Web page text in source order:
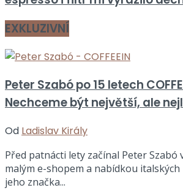
EXKLUZIVNÍ
Peter Szabó po 15 letech
Nechceme být největší, ale
Od Ladislav Király
Před patnácti lety začínal Peter Szabó
malým e-shopem a nabídkou
jeho značka...